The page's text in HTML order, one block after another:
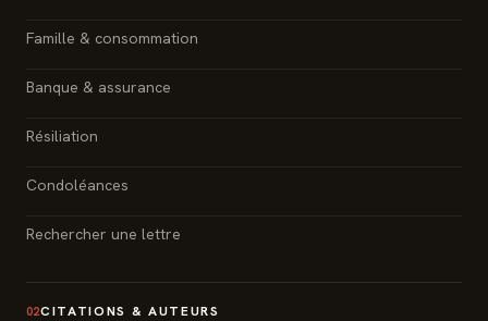
Famille & consommation
Banque & assurance
Résiliation
Condoléances
Rechercher une lettre
02CITATIONS & AUTEURS